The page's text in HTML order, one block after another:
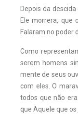
Depois da
Ele morrera, que
Falaram no poder
Como
serem homens
mente de seus
com eles. O
todos que não
que Aquele que